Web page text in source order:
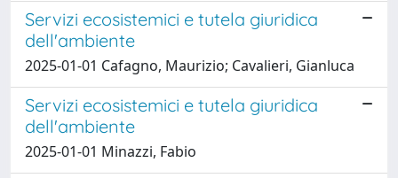
Servizi ecosistemici e tutela giuridica
dell'ambiente
2025-01-01 Cafagno, Maurizio; Cavalieri, Gianluca
Servizi ecosistemici e tutela giuridica
dell'ambiente
2025-01-01 Minazzi, Fabio